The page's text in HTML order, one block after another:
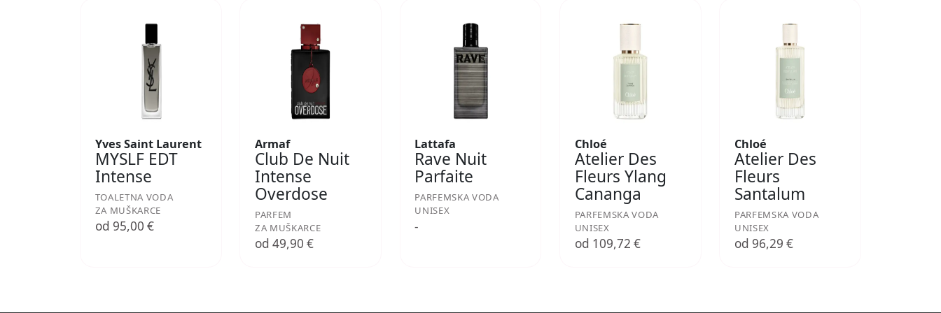
Yves Saint Laurent
MYSLF EDT
Intense
TOALETNA VODA
ZA MUŠKARCE
od 95,00 €
Armaf
Club De Nuit
Intense
Overdose
PARFEM
ZA MUŠKARCE
od 49,90 €
Lattafa
Rave Nuit
Parfaite
PARFEMSKA VODA
UNISEX
-
Chloé
Atelier Des
Fleurs Ylang
Cananga
PARFEMSKA VODA
UNISEX
od 109,72 €
Chloé
Atelier Des
Fleurs
Santalum
PARFEMSKA VODA
UNISEX
od 96,29 €